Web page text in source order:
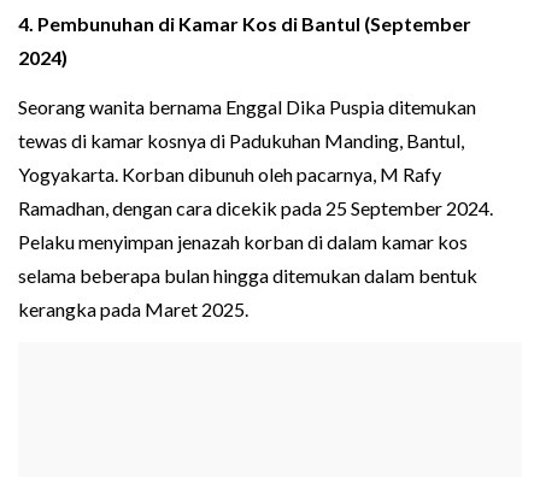
4. Pembunuhan di Kamar Kos di Bantul (September
2024)
Seorang wanita bernama Enggal Dika Puspia ditemukan
tewas di kamar kosnya di Padukuhan Manding, Bantul,
Yogyakarta. Korban dibunuh oleh pacarnya, M Rafy
Ramadhan, dengan cara dicekik pada 25 September 2024.
Pelaku menyimpan jenazah korban di dalam kamar kos
selama beberapa bulan hingga ditemukan dalam bentuk
kerangka pada Maret 2025.